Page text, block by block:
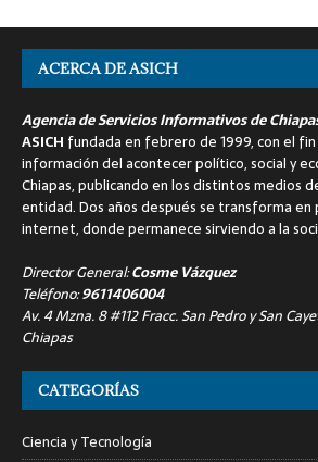
ACERCA DE ASICH
Agencia de Servicios Informativos de
ASICH fundada en febrero de 1999, con el
información del acontecer político, social y
Chiapas, publicando en los distintos medios
entidad. Dos años después se transforma
internet, donde permanece sirviendo a la
Director General:Cosme Vázquez
Teléfono:9611406004
Av. 4 Mzna. 8 #112 Fracc. San Pedro y San
Chiapas
CATEGORÍAS
Ciencia y Tecnología